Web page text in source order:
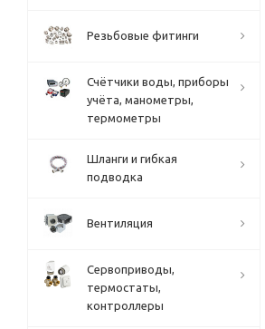
Резьбовые фитинги
Счётчики воды, приборы
учёта, манометры,
термометры
Шланги и гибкая
подводка
Вентиляция
Сервоприводы,
термостаты,
контроллеры